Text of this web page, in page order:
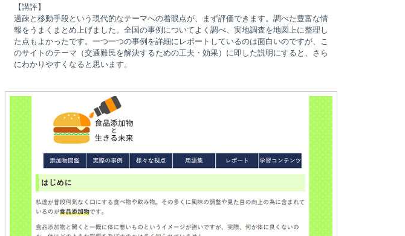
【講評】
過疎と移動手段という現代的なテーマへの着眼点が、まず評価できます。調べた豊富な情
報をうまくまとめ上げました。全国の事例についてよく調べ、実地調査を地図上に整理し
た点もよかったです。一つ一つの事例を詳細にレポートしているのは面白いのですが、こ
のサイトのテーマ（交通難民を解決するための工夫・効果）に即した説明にすると、さら
にわかりやすくなると思います。